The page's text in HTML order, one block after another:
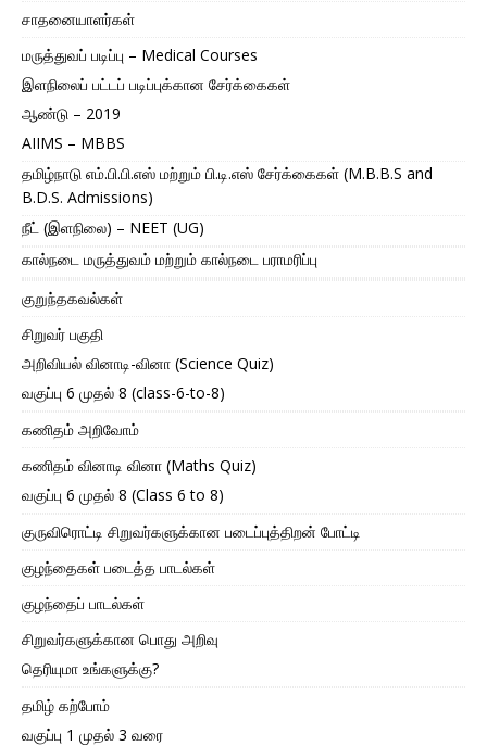
சாதனையாளர்கள்
மருத்துவப் படிப்பு – Medical Courses
இளநிலைப் பட்டப் படிப்புக்கான சேர்க்கைகள்
ஆண்டு – 2019
AIIMS – MBBS
தமிழ்நாடு எம்.பி.பி.எஸ் மற்றும் பி.டி.எஸ் சேர்க்கைகள் (M.B.B.S and
B.D.S. Admissions)
நீட் (இளநிலை) – NEET (UG)
கால்நடை மருத்துவம் மற்றும் கால்நடை பராமரிப்பு
குறுந்தகவல்கள்
சிறுவர் பகுதி
அறிவியல் வினாடி-வினா (Science Quiz)
வகுப்பு 6 முதல் 8 (class-6-to-8)
கணிதம் அறிவோம்
கணிதம் வினாடி வினா (Maths Quiz)
வகுப்பு 6 முதல் 8 (Class 6 to 8)
குருவிரொட்டி சிறுவர்களுக்கான படைப்புத்திறன் போட்டி
குழந்தைகள் படைத்த பாடல்கள்
குழந்தைப் பாடல்கள்
சிறுவர்களுக்கான பொது அறிவு
தெரியுமா உங்களுக்கு?
தமிழ் கற்போம்
வகுப்பு 1 முதல் 3 வரை